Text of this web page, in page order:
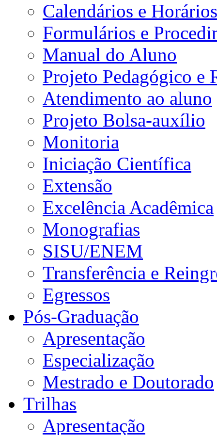
Calendários e Horários
Formulários e
Manual do Aluno
Projeto Pedagógico e
Atendimento ao aluno
Projeto Bolsa-auxílio
Monitoria
Iniciação Científica
Extensão
Excelência Acadêmica
Monografias
SISU/ENEM
Transferência e
Egressos
Pós-Graduação
Apresentação
Especialização
Mestrado e Doutorado
Trilhas
Apresentação